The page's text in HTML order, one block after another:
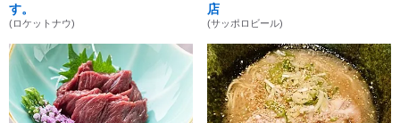
す。
(ロケットナウ)
店
(サッポロビール)